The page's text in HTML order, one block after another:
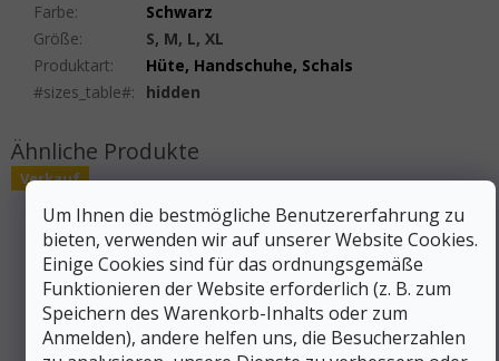
Um Ihnen die bestmögliche Benutzererfahrung zu
bieten, verwenden wir auf unserer Website Cookies.
Einige Cookies sind für das ordnungsgemäße
Funktionieren der Website erforderlich (z. B. zum
Speichern des Warenkorb-Inhalts oder zum
Anmelden), andere helfen uns, die Besucherzahlen
Farbe:
Schwarz
Größe:
S, M, L, XL
Produktart:
Hüte, Handschuhe, Schals
#sizes_table#: hidden
Verkauf